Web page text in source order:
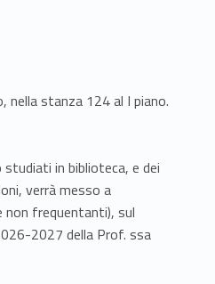
stanza 124 al I piano.
studiati in biblioteca, e dei
verrà messo a
frequentanti), sul
2027 della Prof. ssa